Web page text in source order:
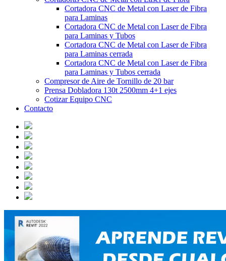
Cortadora CNC de Metal con Laser de Fibra
para Laminas
Cortadora CNC de Metal con Laser de Fibra
para Laminas y Tubos
Cortadora CNC de Metal con Laser de Fibra
para Laminas cerrada
Cortadora CNC de Metal con Laser de Fibra
para Laminas y Tubos cerrada
Compresor de Aire de Tornillo de 20 bar
Prensa Dobladora 130t 2500mm 4+1 ejes
Cotizar Equipo CNC
Contacto